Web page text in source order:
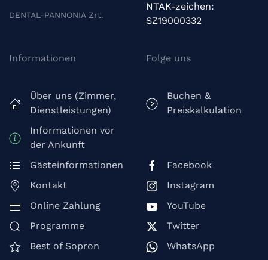
DENTAL-PANNONIA Zrt.
NTAK-zeichen:
SZ19000332
Informationen
Über uns (Zimmer,
Dienstleistungen)
Informationen vor
der Ankunft
Gästeinformationen
Kontakt
Online Zahlung
Programme
Best of Sopron
Folge uns
Buchen &
Preiskalkulation
Facebook
Instagram
YouTube
Twitter
WhatsApp